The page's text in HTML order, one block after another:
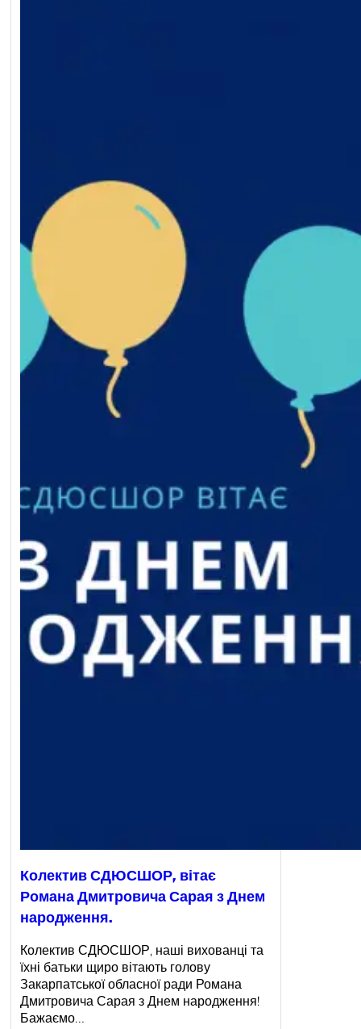
Колектив СДЮСШОР, вітає
Романа Дмитровича Сарая з Днем
народження.
Колектив СДЮСШОР, наші вихованці та
їхні батьки щиро вітають голову
Закарпатської обласної ради Романа
Дмитровича Сарая з Днем народження!
Бажаємо…